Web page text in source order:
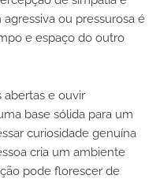
ou pressurosa é
e espaço do outro
abertas e ouvir
base sólida para um
curiosidade genuína
cria um ambiente
pode florescer de